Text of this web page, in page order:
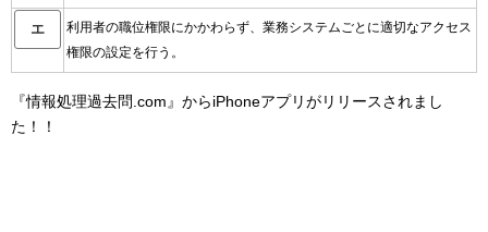
エ
利用者の職位権限にかかわらず、業務システムごとに適切なアクセス
権限の設定を行う。
『情報処理過去問.com』からiPhoneアプリがリリースされまし
た！！